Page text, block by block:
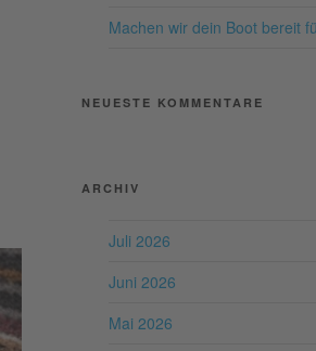
Machen wir dein Boot bereit
NEUESTE KOMMENTARE
ARCHIV
Juli 2026
Juni 2026
Mai 2026